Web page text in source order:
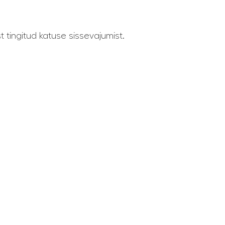
tingitud katuse sissevajumist.